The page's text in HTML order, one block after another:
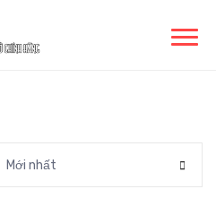
Mới nhất